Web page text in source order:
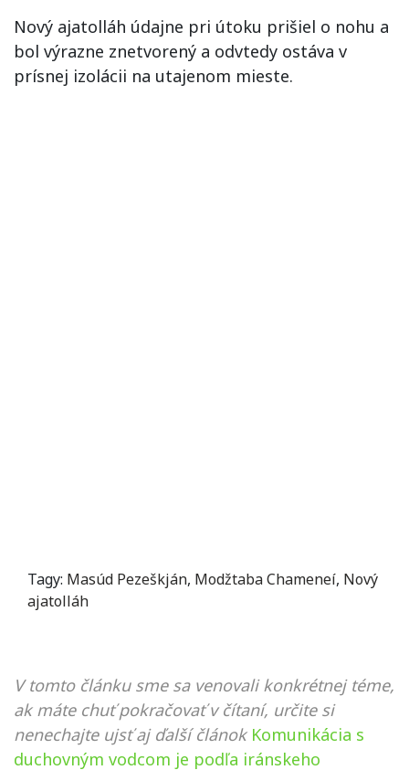
Nový ajatolláh údajne pri útoku prišiel o nohu a
bol výrazne znetvorený a odvtedy ostáva v
prísnej izolácii na utajenom mieste.
Tagy: Masúd Pezeškján, Modžtaba Chameneí, Nový
ajatolláh
V tomto článku sme sa venovali konkrétnej téme,
ak máte chuť pokračovať v čítaní, určite si
nenechajte ujsť aj ďalší článok Komunikácia s
duchovným vodcom je podľa iránskeho